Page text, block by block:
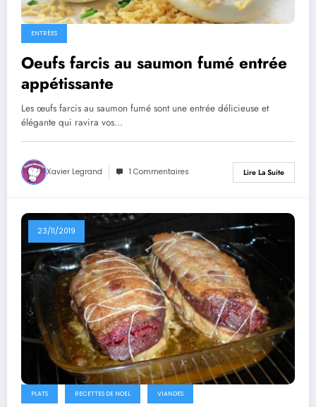
ENTRÉES
Oeufs farcis au saumon fumé entrée
appétissante
Les œufs farcis au saumon fumé sont une entrée délicieuse et
élégante qui ravira vos…
Xavier Legrand 1 Commentaires Lire La Suite
23/11/2019
PLATS RECETTES DE NOEL VIANDES